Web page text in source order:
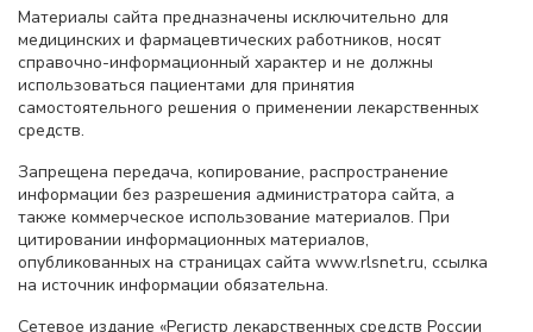
Материалы сайта предназначены исключительно для
медицинских и фармацевтических работников, носят
справочно-информационный характер и не должны
использоваться пациентами для принятия
самостоятельного решения о применении лекарственных
средств.
Запрещена передача, копирование, распространение
информации без разрешения администратора сайта, а
также коммерческое использование материалов. При
цитировании информационных материалов,
опубликованных на страницах сайта www.rlsnet.ru, ссылка
на источник информации обязательна.
Сетевое издание «Регистр лекарственных средств России